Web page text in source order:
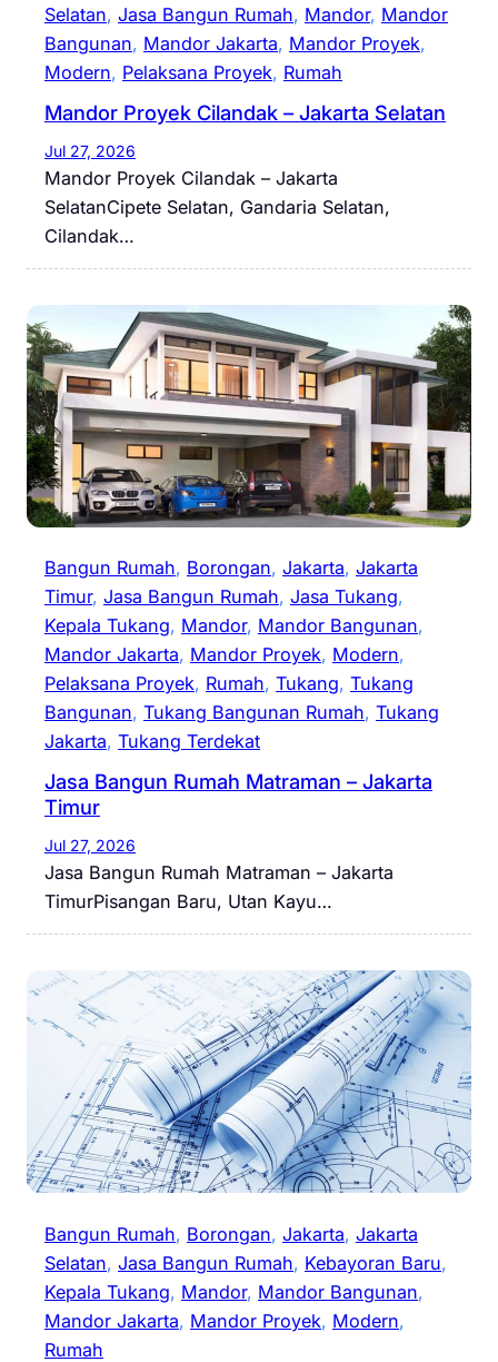
Selatan, Jasa Bangun Rumah, Mandor, Mandor
Bangunan, Mandor Jakarta, Mandor Proyek
Modern, Pelaksana Proyek, Rumah
Mandor Proyek Cilandak – Jakarta Selatan
Jul 27, 2026
Mandor Proyek Cilandak – Jakarta
SelatanCipete Selatan, Gandaria Selatan,
Cilandak…
Bangun Rumah, Borongan, Jakarta, Jakarta
Timur, Jasa Bangun Rumah, Jasa Tukang
Kepala Tukang, Mandor, Mandor Bangunan
Mandor Jakarta, Mandor Proyek, Modern
Pelaksana Proyek, Rumah, Tukang, Tukang
Bangunan, Tukang Bangunan Rumah, Tukang
Jakarta, Tukang Terdekat
Jasa Bangun Rumah Matraman – Jakarta
Timur
Jul 27, 2026
Jasa Bangun Rumah Matraman – Jakarta
TimurPisangan Baru, Utan Kayu…
Bangun Rumah, Borongan, Jakarta, Jakarta
Selatan, Jasa Bangun Rumah, Kebayoran Baru
Kepala Tukang, Mandor, Mandor Bangunan
Mandor Jakarta, Mandor Proyek, Modern
Rumah